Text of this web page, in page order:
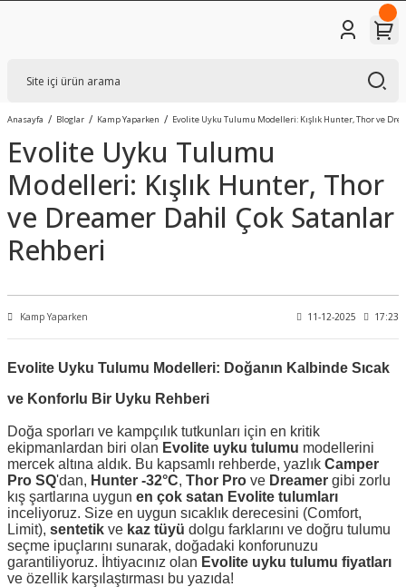
Anasayfa Bloglar Kamp Yaparken Evolite Uyku Tulumu Modelleri: Kışlık Hunter, Thor ve
Evolite Uyku Tulumu
Modelleri: Kışlık Hunter, Thor
ve Dreamer Dahil Çok Satanlar
Rehberi
Kamp Yaparken 11-12-2025 17:23
Evolite Uyku Tulumu Modelleri: Doğanın Kalbinde Sıcak
ve Konforlu Bir Uyku Rehberi
Doğa sporları ve kampçılık tutkunları için en kritik
ekipmanlardan biri olan Evolite uyku tulumu modellerini
mercek altına aldık. Bu kapsamlı rehberde, yazlık Camper
Pro SQ'dan, Hunter -32°C, Thor Pro ve Dreamer gibi zorlu
kış şartlarına uygun en çok satan Evolite tulumları
inceliyoruz. Size en uygun sıcaklık derecesini (Comfort,
Limit), sentetik ve kaz tüyü dolgu farklarını ve doğru tulumu
seçme ipuçlarını sunarak, doğadaki konforunuzu
garantiliyoruz. İhtiyacınız olan Evolite uyku tulumu fiyatları
ve özellik karşılaştırması bu yazıda!